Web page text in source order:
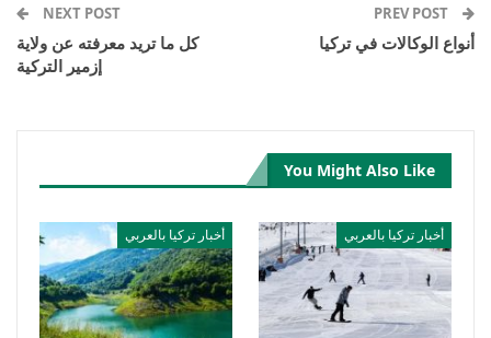
أنواع الوكالات في تركيا
NEXT POST
كل ما تريد معرفته عن ولاية
إزمير التركية
You Might Also Like
أخبار تركيا بالعربي أخبار تركيا بالعربي